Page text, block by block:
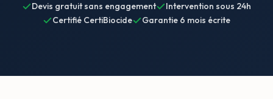
Devis gratuit sans engagement
Intervention sous 24h
Certifié CertiBiocide
Garantie 6 mois écrite